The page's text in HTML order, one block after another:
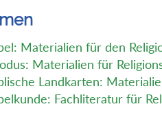
Materialien für den
Materialien für
Landkarten:
Fachliteratur für